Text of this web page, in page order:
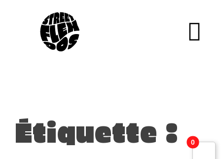
Étiquette :
0